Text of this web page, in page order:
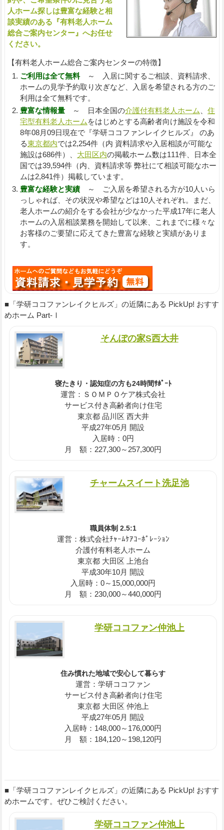
人ホーム探しは豊富な経験と相
談実績のある『有料老人ホーム
総合ご案内センター』へお任せ
ください。
【有料老人ホーム総合ご案内センターの特徴】
ご利用は全て無料～ 入居に関するご相談、資料請求、
ホームの見学予約取り次ぎなど、入居を希望される方のご
利用は全て無料です。
豊富な情報量～ 日本全国の介護付有料老人ホーム
住
宅型有料老人ホーム をはじめとする高齢者向け施設を令和
8年08月09日現在で『学研ココファンレイクヒルズ』 のあ
る東京都内では2,254件（内 資料請求や入居相談が可能な
施設は686件）、 大田区内の掲載ホーム数は111件、日本全
国では39,594件（内、資料請求等 弊社にて相談可能なホー
ムは2,841件）掲載しています。
豊富な経験と実績～ ご入居を希望される方が10人いら
っしゃれば、その状況や希望などは10人それぞれ。まだ、
老人ホームの紹介をする会社が少なかった平成17年に老人
ホームの入居相談業務を開始して以来、これまでに様々な
お客様のご要望に応えてきた豊富な経験と実績がありま
す。
■「学研ココファンレイクヒルズ」の近隣にある PickUp! おすす
めホーム Part-Ⅰ
そんぽの家S西大井
寝たきり・認知症の方も24時間ｻﾎﾟｰﾄ
運営：ＳＯＭＰＯケア株式会社
サービス付き高齢者向け住宅
東京都 品川区 西大井
平成27年05月 開設
入居時：0円
月 額：227,300～257,300円
チャームスイート洗足池
職員体制 2.5:1
運営：株式会社ﾁｬｰﾑｹｱｺｰﾎﾟﾚｰｼｮﾝ
介護付有料老人ホーム
東京都 大田区 上池台
平成30年10月 開設
入居時：0～15,000,000円
月 額：230,000～440,000円
学研ココファン仲池上
住み慣れた地域で安心して暮らす
運営：学研ココファン
サービス付き高齢者向け住宅
東京都 大田区 仲池上
平成27年05月 開設
入居時：148,000～176,000円
月 額：184,120～198,120円
■「学研ココファンレイクヒルズ」の近隣にある PickUp! おすす
めホームです。ぜひご検討ください。
学研ココファン仲池上